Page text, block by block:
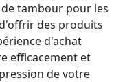
tambour pour les
des produits
d'achat
efficacement et
de votre